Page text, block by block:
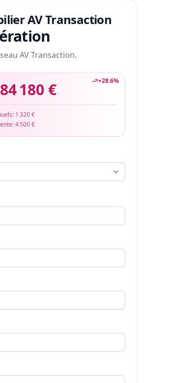
AV Transaction
AV Transaction.
+28.6%
84 180 €
1 320 €
4 500 €